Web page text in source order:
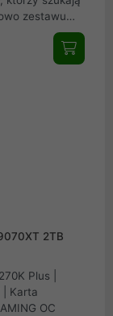
zestawu
komfort
Gaming są
w
kosztem
2TB
Plus |
| Karta
OC